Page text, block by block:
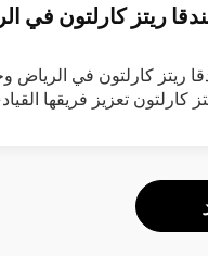
ريتز كارلتون في
ريتز كارلتون في الرياض
كارلتون تعزيز فريقها